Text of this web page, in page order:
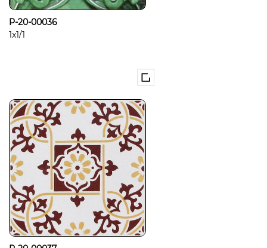
P-20-00036
1x1/1